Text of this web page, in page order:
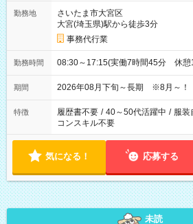
勤務地
さいたま市大宮区
大宮(埼玉県)駅から徒歩3分
事務代行業
勤務時間 08:30～17:15(実働7時間45分 休憩
期間 2026年08月下旬～長期 ※8月～！
特徴 履歴書不要 / 40～50代活躍中 / 服装
コンスキル不要
気になる！ 応募する
未読